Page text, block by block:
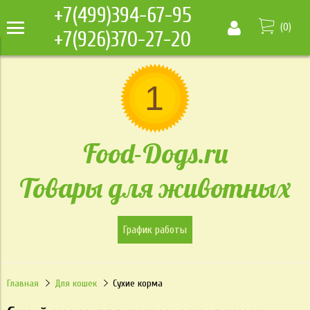
+7(499)394-67-95
+7(926)370-27-20
(0)
Food-Dogs.ru
Товары для животных
График работы
Главная Для кошек Сухие корма